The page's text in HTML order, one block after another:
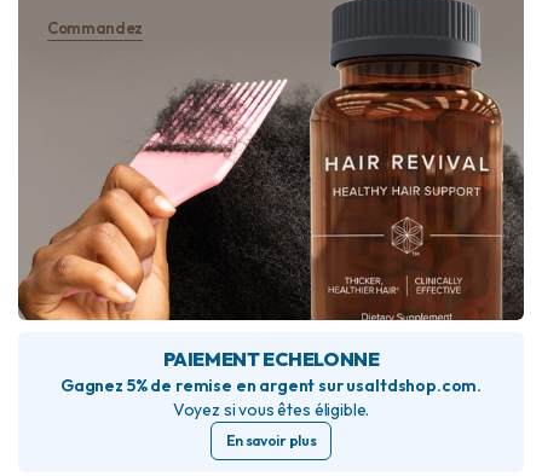
Commandez
PAIEMENT ECHELONNE
Gagnez 5% de remise en argent sur usaltdshop.com.
Voyez si vous êtes éligible.
En savoir plus